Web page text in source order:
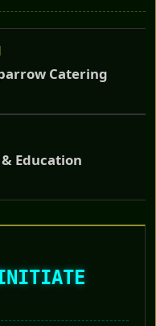
Catering
Education